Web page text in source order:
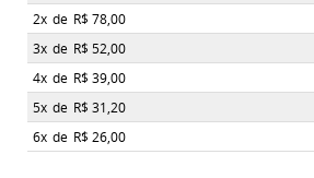
2x de R$ 78,00
3x de R$ 52,00
4x de R$ 39,00
5x de R$ 31,20
6x de R$ 26,00